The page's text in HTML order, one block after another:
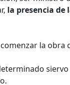
la presencia de
la